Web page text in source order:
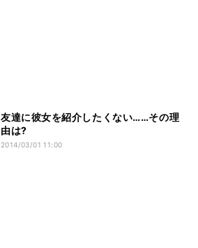
友達に彼女を紹介したくない……その理
由は?
2014/03/01 11:00